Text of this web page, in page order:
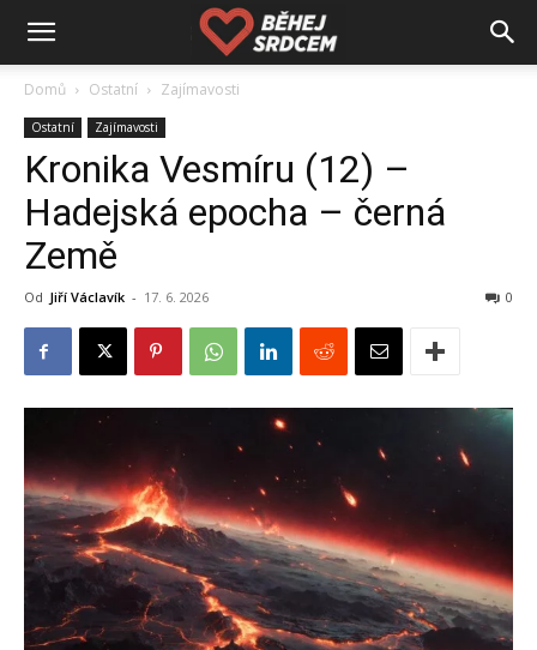
Domů Ostatní Zajímavosti
Ostatní Zajímavosti
Kronika Vesmíru (12) –
Hadejská epocha – černá
Země
Od Jiří Václavík - 17. 6. 2026 0